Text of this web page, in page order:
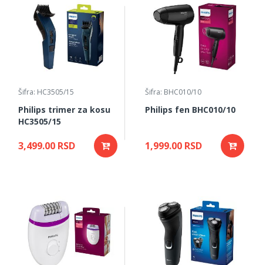
Šifra: HC3505/15
Philips trimer za kosu
HC3505/15
3,499.00 RSD
Šifra: BHC010/10
Philips fen BHC010/10
1,999.00 RSD